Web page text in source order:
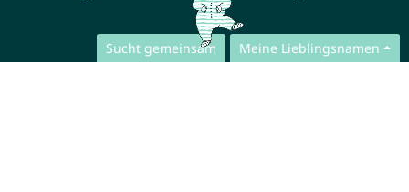
Sucht gemeinsam Meine Lieblingsnamen